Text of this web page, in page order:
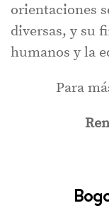
orientaciones
diversas, y su
humanos y la
Para